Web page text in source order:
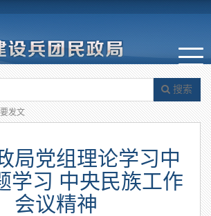
搜索
发文
局党组理论学习中
学习 中央民族工作
会议精神